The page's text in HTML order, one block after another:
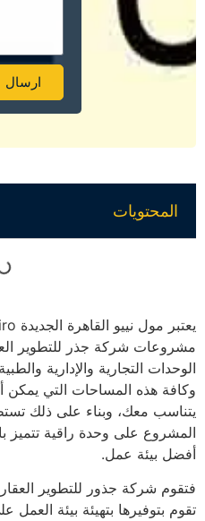
ارسال
المحتويات
مشروعات شركة جذر للتطوير
الوحدات التجارية والإدارية
وكافة هذه المساحات التي
يتناسب معك، وبناء على ذلك
المشروع على وحدة راقية تتميز
أفضل بيئة عمل.
فتقوم شركة جذور للتطوير
تقوم بتوفيرها بتهيئة بيئة